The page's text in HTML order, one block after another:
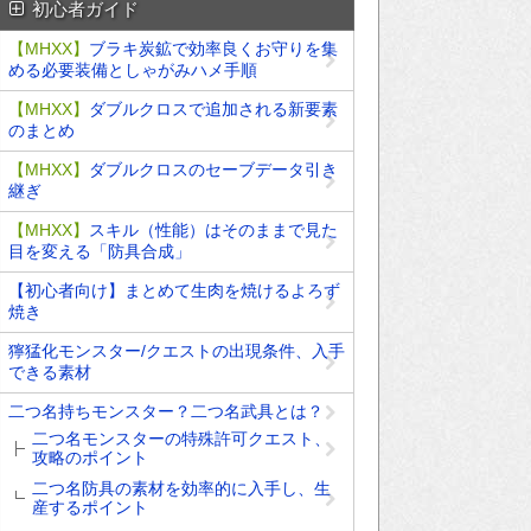
初心者ガイド
【MHXX】 ブラキ炭鉱で効率良くお守りを集
める必要装備としゃがみハメ手順
【MHXX】
ダブルクロスで追加される新要素
のまとめ
【MHXX】
ダブルクロスのセーブデータ引き
継ぎ
【MHXX】
スキル（性能）はそのままで見た
目を変える「防具合成」
【初心者向け】まとめて生肉を焼けるよろず
焼き
獰猛化モンスター/クエストの出現条件、入手
できる素材
二つ名持ちモンスター？二つ名武具とは？
二つ名モンスターの特殊許可クエスト、
攻略のポイント
二つ名防具の素材を効率的に入手し、生
産するポイント